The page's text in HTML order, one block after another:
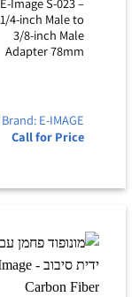
1/4-inch Male to
3/8-inch Male
Adapter 78mm
Brand: E-IMAGE
Call for Price